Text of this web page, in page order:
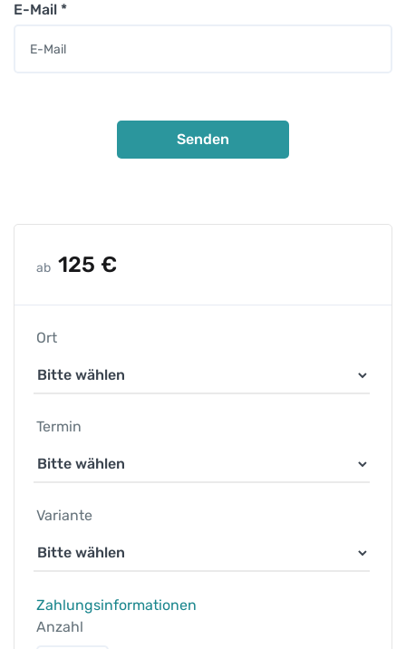
E-Mail *
ab 125 €
Ort
Termin
Variante
Zahlungsinformationen
Anzahl